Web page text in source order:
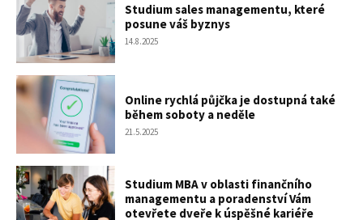
Studium sales managementu, které
posune váš byznys
14.8.2025
Online rychlá půjčka je dostupná také
během soboty a neděle
21.5.2025
Studium MBA v oblasti finančního
managementu a poradenství Vám
otevřete dveře k úspěšné kariéře